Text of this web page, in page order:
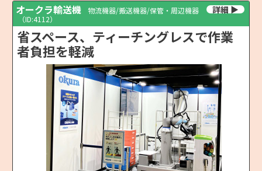
オークラ輸送機
物流機器/搬送機器/保管・周辺機器
（ID:4112）
省スペース、ティーチングレスで作業
者負担を軽減